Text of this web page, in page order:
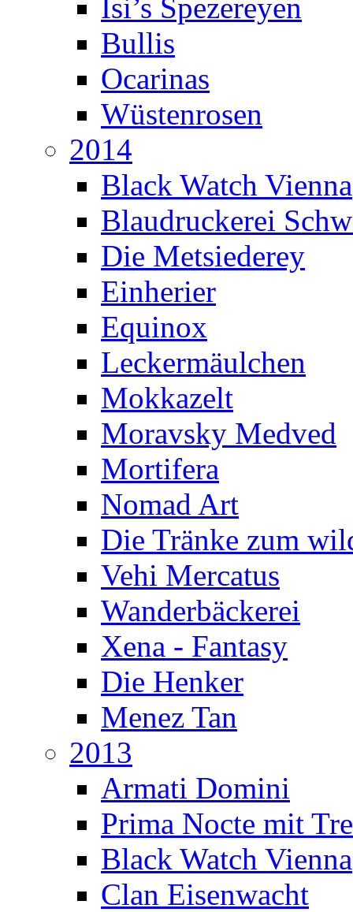
Isi’s Spezereyen
Bullis
Ocarinas
Wüstenrosen
2014
Black Watch Vienna
Blaudruckerei
Die Metsiederey
Einherier
Equinox
Leckermäulchen
Mokkazelt
Moravsky Medved
Mortifera
Nomad Art
Die Tränke zum
Vehi Mercatus
Wanderbäckerei
Xena - Fantasy
Die Henker
Menez Tan
2013
Armati Domini
Prima Nocte mit
Black Watch Vienna
Clan Eisenwacht